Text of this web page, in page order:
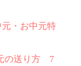
・お中元特
の送り方 7